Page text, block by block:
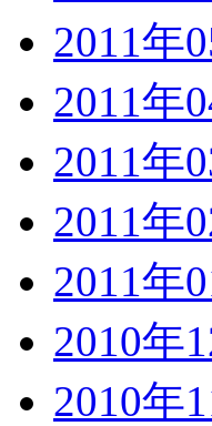
2011年
2011年
2011年
2011年
2011年
2010年
2010年